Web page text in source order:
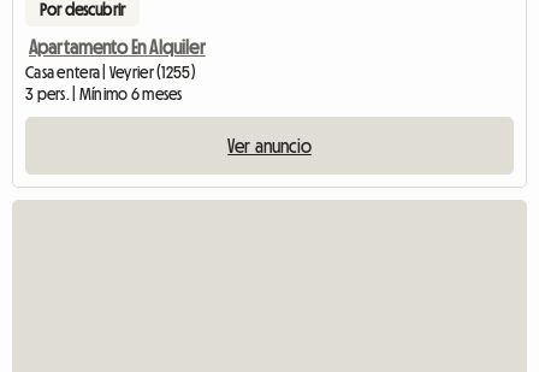
Por descubrir
Apartamento En Alquiler
Casa entera | Veyrier (1255)
3 pers. | Mínimo 6 meses
Ver anuncio